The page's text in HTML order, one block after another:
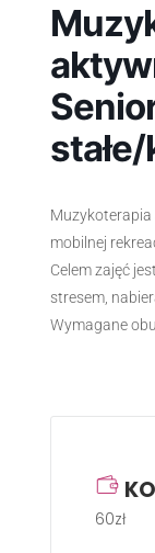
mobilnej
Celem zajęć
stresem,
Wymagane
60zł